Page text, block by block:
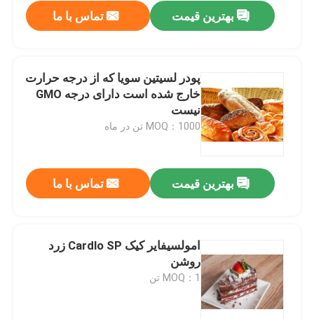
امولسیفایر درجه مواد غذایی
مونوگلیسیرید مقطر
مونو و دیگلیسیرید
گلیسرول مونو استئارات
مواد اولیه نانوایی
بهترین قیمت تماس با ما
پودر لسیتین سویا که از درجه حرارت
خارج شده است دارای درجه GMO
نیست
MOQ：1000 تن در ماه
بهترین قیمت تماس با ما
امولسیفایر کیک Cardlo SP زرد
روشن
MOQ：1 تن